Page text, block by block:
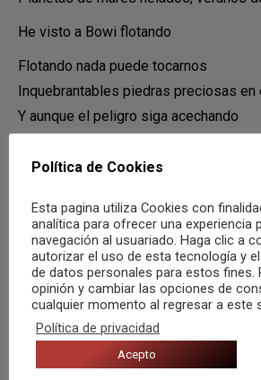
He visto a Bowi flotando
Flotando nada puede tocarnos
Inquebrantables piedras preciosas en
Y aunque el peligro siga acechando
Flotando nada puede tocarnos
Inquebrantables piedras preciosas en
Y aunque el peligro siga acechando
Nos concentramos en la belleza de
Flotando nada puede tocarnos
Inquebrantables piedras preciosas en
Y aunque el peligro siga acechando
Nos concentramos en la belleza de
Política de Cookies
Esta pagina utiliza Cookies con
analítica para ofrecer una experiencia
navegación al usuariado. Haga clic a
autorizar el uso de esta tecnología y
de datos personales para estos fines.
opinión y cambiar las opciones de
cualquier momento al regresar a este
Política de privacidad
Acepto